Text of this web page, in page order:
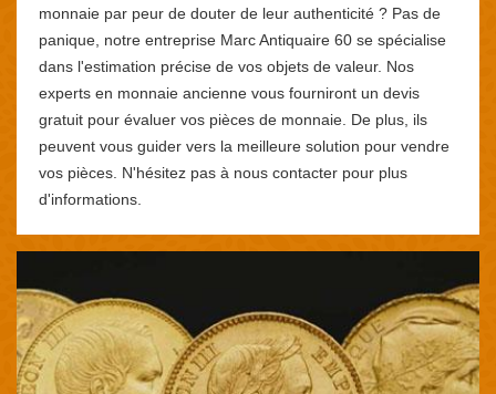
monnaie par peur de douter de leur authenticité ? Pas de
panique, notre entreprise Marc Antiquaire 60 se spécialise
dans l'estimation précise de vos objets de valeur. Nos
experts en monnaie ancienne vous fourniront un devis
gratuit pour évaluer vos pièces de monnaie. De plus, ils
peuvent vous guider vers la meilleure solution pour vendre
vos pièces. N'hésitez pas à nous contacter pour plus
d'informations.